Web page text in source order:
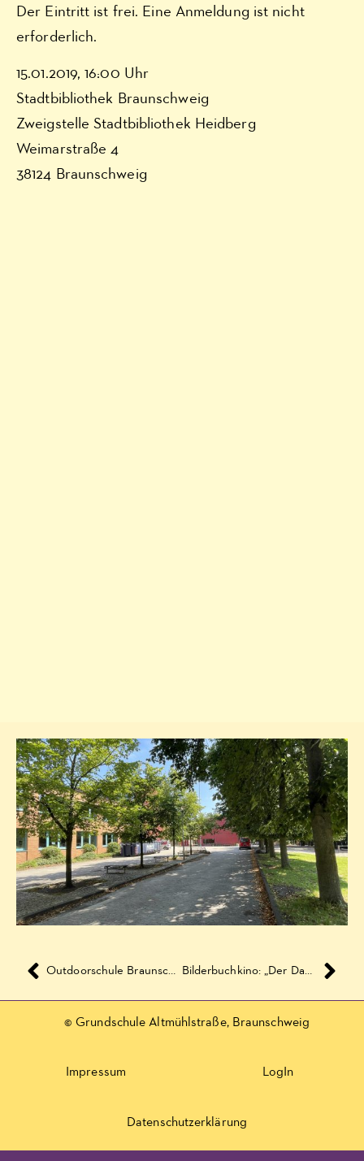
Der Eintritt ist frei. Eine Anmeldung ist nicht
erforderlich.
15.01.2019, 16:00 Uhr
Stadtbibliothek Braunschweig
Zweigstelle Stadtbibliothek Heidberg
Weimarstraße 4
38124 Braunschweig
Outdoorschule Braunschweig Bilderbuchkino: „Der Dachs hat heute schlechte Laune“ von Moritz Petz
© Grundschule Altmühlstraße, Braunschweig
Impressum LogIn
Datenschutzerklärung